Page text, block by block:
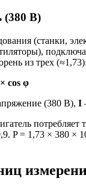
(380 В)
(станки,
из трех (≈1,73):
cos φ
(380 В), I
потребляет
P = 1,73 × 380 ×